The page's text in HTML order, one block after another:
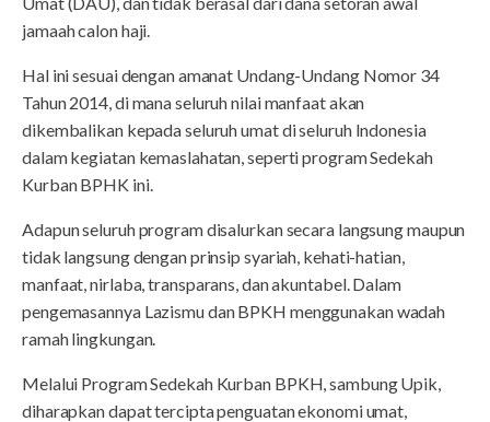
jamaah calon haji.
Hal ini sesuai dengan amanat Undang-Undang Nomor 34
Tahun 2014, di mana seluruh nilai manfaat akan
dikembalikan kepada seluruh umat di seluruh Indonesia
dalam kegiatan kemaslahatan, seperti program Sedekah
Kurban BPHK ini.
Adapun seluruh program disalurkan secara langsung maupun
tidak langsung dengan prinsip syariah, kehati-hatian,
manfaat, nirlaba, transparans, dan akuntabel. Dalam
pengemasannya Lazismu dan BPKH menggunakan wadah
ramah lingkungan.
Melalui Program Sedekah Kurban BPKH, sambung Upik,
diharapkan dapat tercipta penguatan ekonomi umat,